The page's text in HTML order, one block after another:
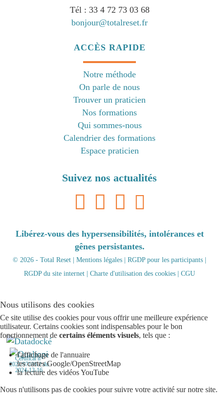
Tél : 33 4 72 73 03 68
bonjour@totalreset.fr
ACCÈS RAPIDE
Notre méthode
On parle de nous
Trouver un praticien
Nos formations
Qui sommes-nous
Calendrier des formations
Espace praticien
Suivez nos actualités
Libérez-vous des hypersensibilités, intolérances et
gênes persistantes.
© 2026 - Total Reset | Mentions légales RGDP pour les participants
RGDP du site internet
Charte d'utilisation des cookies CGU
Certificat n°
2021/97196.2 du
2024-12-16
Nous utilisons des cookies
Ce site utilise des cookies pour vous offrir une meilleure expérience
utilisateur. Certains cookies sont indispensables pour le bon
fonctionnement de certains éléments visuels, tels que :
l'affichage de l'annuaire
les cartes Google/OpenStreetMap
la lecture des vidéos YouTube
Nous n'utilisons pas de cookies pour suivre votre activité sur notre site.